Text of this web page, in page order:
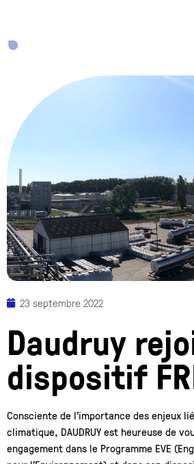
23 septembre 2022
Daudruy
dispositif
Consciente de l’importance des enjeux
climatique, DAUDRUY est heureuse de
engagement dans le Programme EVE